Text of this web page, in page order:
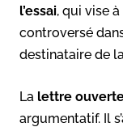
l’essai, qui vise
controversé
destinataire de
La lettre
argumentatif. Il